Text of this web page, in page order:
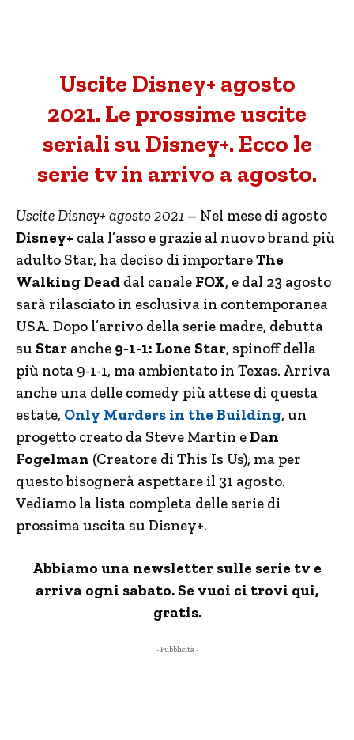
Uscite Disney+ agosto
2021. Le prossime uscite
seriali su Disney+. Ecco le
serie tv in arrivo a agosto.
Uscite Disney+ agosto 2021 – Nel mese di agosto
Disney+ cala l’asso e grazie al nuovo brand più
adulto Star, ha deciso di importareThe
Walking Dead dal canale FOX, e dal 23 agosto
sarà rilasciato in esclusiva in contemporanea
USA. Dopo l’arrivo della serie madre, debutta
su Star anche 9-1-1: Lone Star, spinoff della
più nota 9-1-1, ma ambientato in Texas. Arriva
anche una delle comedy più attese di questa
estate, Only Murders in the Building, un
progetto creato da Steve Martin eDan
Fogelman (Creatore di This Is Us), ma per
questo bisognerà aspettare il 31 agosto.
Vediamo la lista completa delle serie di
prossima uscita su Disney+.
Abbiamo una newsletter sulle serie tv e
arriva ogni sabato. Se vuoi ci trovi qui,
gratis.
- Pubblicità -